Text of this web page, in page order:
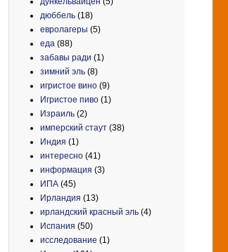
дюббель (18)
евролагеры (5)
еда (88)
забавы ради (1)
зимний эль (8)
игристое вино (9)
Игристое пиво (1)
Израиль (2)
имперский стаут (38)
Индия (1)
интересно (41)
информация (3)
ИПА (45)
Ирландия (13)
ирландский красный эль (4)
Испания (50)
исследование (1)